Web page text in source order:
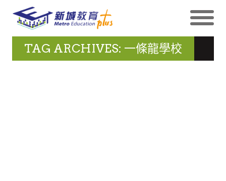
TAG ARCHIVES: 一條龍學校